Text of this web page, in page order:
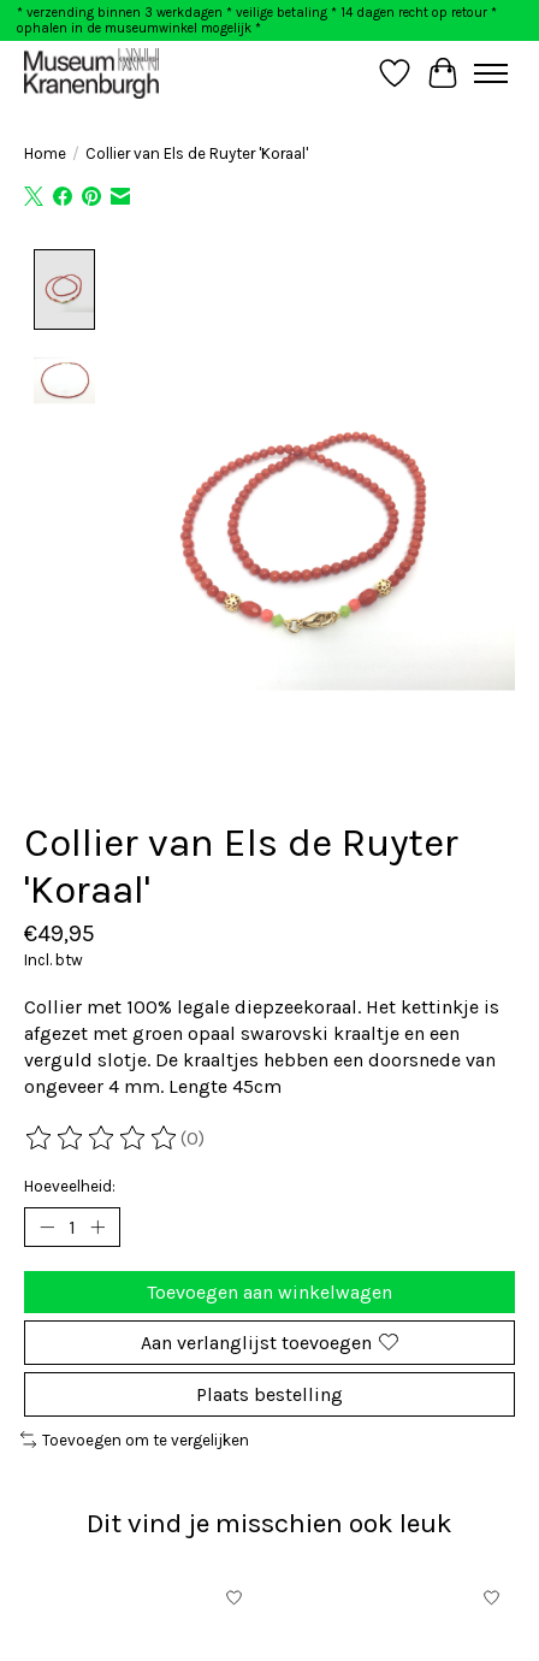
* verzending binnen 3 werkdagen * veilige betaling * 14 dagen recht op retour *
ophalen in de museumwinkel mogelijk *
Verlanglijst
Home / Collier van Els de Ruyter 'Koraal'
Collier van Els de Ruyter
'Koraal'
€49,95
Incl. btw
Collier met 100% legale diepzeekoraal. Het kettinkje is
afgezet met groen opaal swarovski kraaltje en een
verguld slotje. De kraaltjes hebben een doorsnede van
ongeveer 4 mm. Lengte 45cm
De beoordeling van dit product is
(0)
Hoeveelheid:
Toevoegen aan winkelwagen
Aan verlanglijst toevoegen
Plaats bestelling
Toevoegen om te vergelijken
Dit vind je misschien ook leuk
Items van productcarrousel